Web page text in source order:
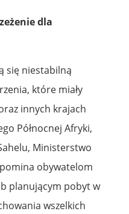
dla
się niestabilną
które miały
innych krajach
Północnej Afryki,
Ministerstwo
obywatelom
planującym pobyt w
wszelkich